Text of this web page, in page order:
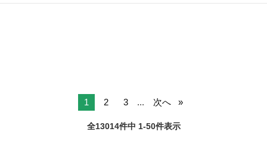
認は出来ていません。商品の詳細に付きましても、写真でご確認頂け
1 2 3 ... 次へ
全13014件中 1-50件表示